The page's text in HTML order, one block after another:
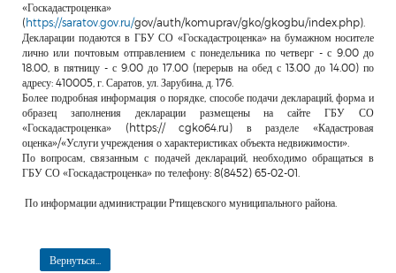
«Госкадастроценка»
(https://saratov.gov.ru/gov/auth/komuprav/gko/gkogbu/index.php).
Декларации подаются в ГБУ СО «Госкадастроценка» на бумажном носителе
лично или почтовым отправлением с понедельника по четверг - с 9.00 до
18.00, в пятницу - с 9.00 до 17.00 (перерыв на обед с 13.00 до 14.00) по
адресу: 410005, г. Саратов, ул. Зарубина, д. 176.
Более подробная информация о порядке, способе подачи деклараций, форма и
образец заполнения декларации размещены на сайте ГБУ СО
«Госкадастроценка» (https:// cgko64.ru) в разделе «Кадастровая
оценка»/«Услуги учреждения о характеристиках объекта недвижимости».
По вопросам, связанным с подачей деклараций, необходимо обращаться в
ГБУ СО «Госкадастроценка» по телефону: 8(8452) 65-02-01.
По информации администрации Ртищевского муниципального района.
Вернуться...